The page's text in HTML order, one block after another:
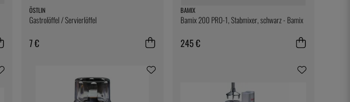
ÖSTLIN
Gastrolöffel / Servierlöffel
7 €
BAMIX
Bamix 200 PRO-1, Stabmixer, schwarz - Bamix
245 €